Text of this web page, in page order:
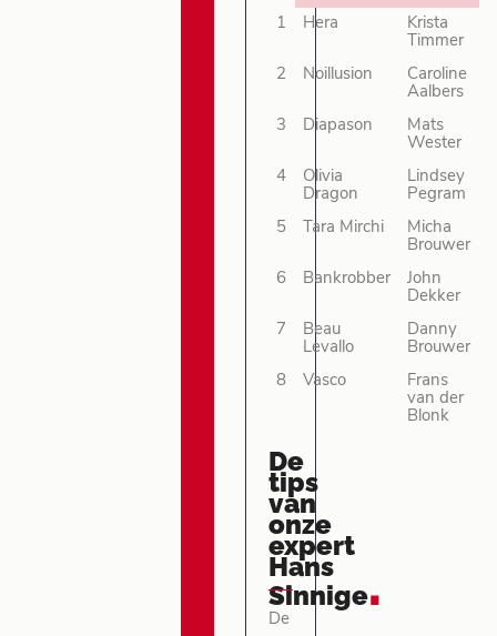
1
Hera
Krista
Timmer
2
Noillusion
Caroline
Aalbers
3
Diapason
Mats
Wester
4
Olivia
Dragon
Lindsey
Pegram
5
Tara Mirchi
Micha
Brouwer
6
Bankrobber
John
Dekker
7
Beau
Levallo
Danny
Brouwer
8
Vasco
Frans
van der
Blonk
De
tips
van
onze
expert
Hans
Sinnige.
De